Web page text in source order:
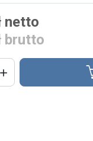
netto
brutto
